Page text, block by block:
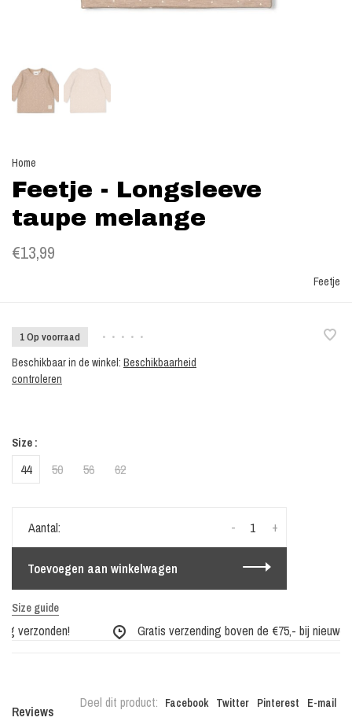
Home
Feetje - Longsleeve
taupe melange
€13,99
Feetje
1 Op voorraad • • • • •
Beschikbaar in de winkel: Beschikbaarheid
controleren
Size :
44 50 56 62
Aantal: +
-
Toevoegen aan winkelwagen
Size guide
verzonden! Gratis verzending boven de €75,- bij nieuwe
Deel dit product: Facebook Twitter Pinterest E-mail
Reviews